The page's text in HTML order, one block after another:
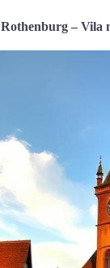
Rothenburg – Vila